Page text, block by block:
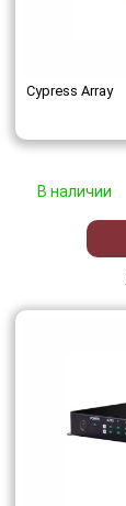
Cypress Array
В наличии